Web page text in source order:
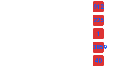
912
225
1
3859
40